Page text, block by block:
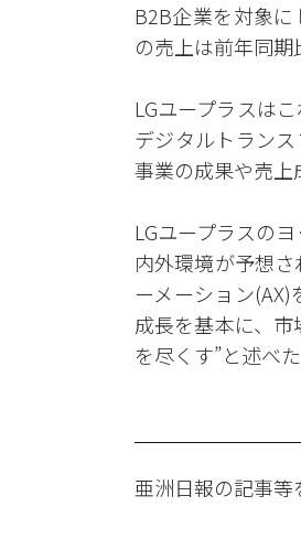
B2B企業を対象
の売上は前年同期
LGユープラスは
デジタルトラン
事業の成果や売上
LGユープラスの
内外環境が予想
ーメーション
成長を基本に、
を尽くす”と述べた
亜洲日報の記事等